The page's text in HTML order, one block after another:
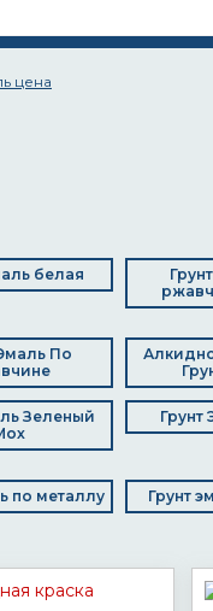
цена
белая
По
Зеленый
Грунт
по металлу Грунт